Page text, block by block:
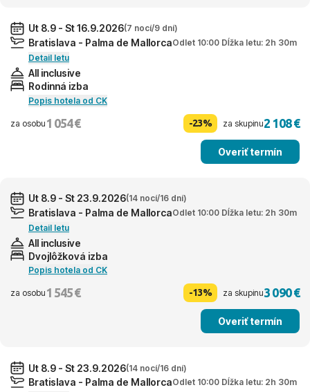
Ut 8.9 - St 16.9.2026(7 nocí/9 dní)
Bratislava - Palma de MallorcaOdlet 10:00 Dĺžka letu: 2h 30m
Detail letu
All inclusive
Rodinná izba
Popis hotela od CK
za osobu 1 054 € -23% za skupinu2 108 €
Overiť termín
Ut 8.9 - St 23.9.2026(14 nocí/16 dní)
Bratislava - Palma de MallorcaOdlet 10:00 Dĺžka letu: 2h 30m
Detail letu
All inclusive
Dvojlôžková izba
Popis hotela od CK
za osobu 1 545 € -13% za skupinu3 090 €
Overiť termín
Ut 8.9 - St 23.9.2026(14 nocí/16 dní)
Bratislava - Palma de MallorcaOdlet 10:00 Dĺžka letu: 2h 30m